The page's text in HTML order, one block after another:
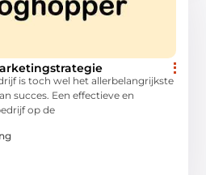
is toch wel het allerbelangrijkste
succes. Een effectieve en
op de